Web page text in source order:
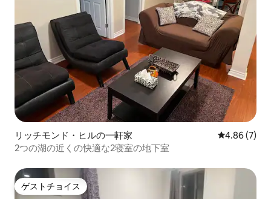
リッチモンド・ヒルの一軒家 レビュー7
4.86 (7)
2つの湖の近くの快適な2寝室の地下室
ゲストチョイス
ゲストチョイス